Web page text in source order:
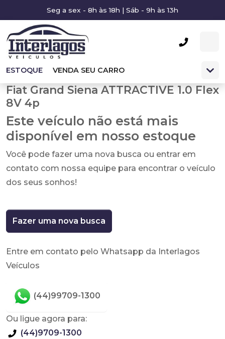
Seg a sex - 8h às 18h | Sáb - 9h às 13h
ESTOQUE VENDA SEU CARRO
Fiat Grand Siena ATTRACTIVE 1.0 Flex
8V 4p
Este veículo não está mais
disponível em nosso estoque
Você pode fazer uma nova busca ou entrar em
contato com nossa equipe para encontrar o veículo
dos seus sonhos!
Fazer uma nova busca
Entre em contato pelo Whatsapp da Interlagos
Veículos
(44)99709-1300
Ou ligue agora para:
(44)9709-1300